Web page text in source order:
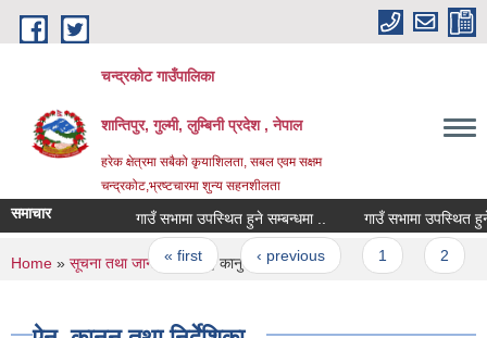
Skip to main content
चन्द्रकोट गाउँपालिका
शान्तिपुर, गुल्मी, लुम्बिनी प्रदेश , नेपाल
हरेक क्षेत्रमा सबैको कृयाशिलता, सबल एवम सक्षम
चन्द्रकोट,भ्रष्टचारमा शुन्य सहनशीलता
समाचार गाउँ सभामा उपस्थित हुने सम्बन्धमा .. गाउँ सभामा उपस्थित हुने
Pages
« first ‹ previous
You are here
Home » सूचना तथा जानकारी » ऐन, कानुन तथा निर्देशिका